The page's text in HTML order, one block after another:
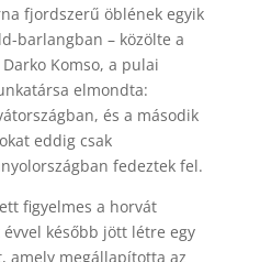
fjordszerű öblének egyik
barlangban – közölte a
Komso, a pulai
elmondta:
és a második
eddig csak
fedeztek fel.
figyelmes a horvát
később jött létre egy
amely megállapította az